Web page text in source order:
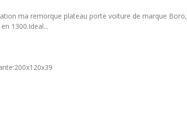
ma remorque plateau porte voiture de marque
1300.Ideal...